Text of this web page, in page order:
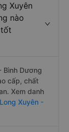
Xuyên
nào
Bình Dương
cấp, chất
Xem danh
Xuyên -